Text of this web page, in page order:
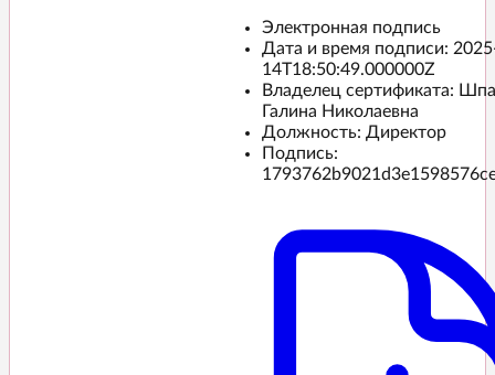
Электронная подпись
Дата и время подписи:
14T18:50:49.000000Z
Владелец сертификата:
Галина Николаевна
Должность: Директор
Подпись: